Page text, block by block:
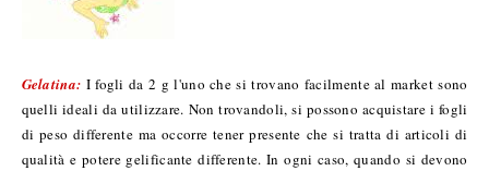
Gelatina: I fogli da 2 g l'uno che si trovano facilmente al market sono
quelli ideali da utilizzare. Non trovandoli, si possono acquistare i fogli
di peso differente ma occorre tener presente che si tratta di articoli di
qualità e potere gelificante differente. In ogni caso, quando si devono